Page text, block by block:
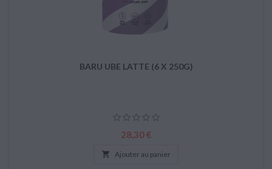
BARU UBE LATTE (6 X 250G)
Prix
28,30 €
 Ajouter au panier